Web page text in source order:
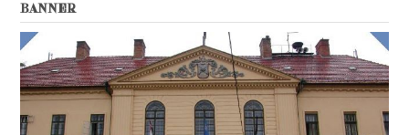
BANNER